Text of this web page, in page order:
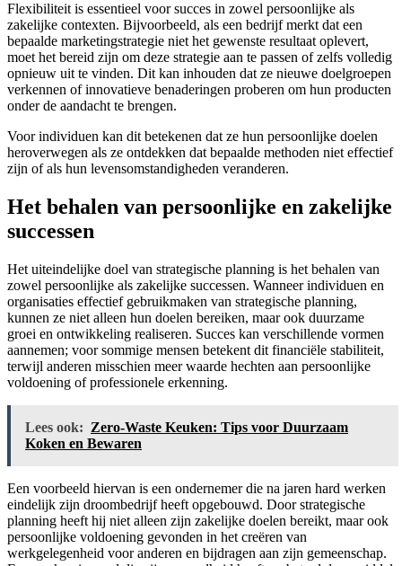
Flexibiliteit is essentieel voor succes in zowel persoonlijke als
zakelijke contexten. Bijvoorbeeld, als een bedrijf merkt dat een
bepaalde marketingstrategie niet het gewenste resultaat oplevert,
moet het bereid zijn om deze strategie aan te passen of zelfs volledig
opnieuw uit te vinden. Dit kan inhouden dat ze nieuwe doelgroepen
verkennen of innovatieve benaderingen proberen om hun producten
onder de aandacht te brengen.
Voor individuen kan dit betekenen dat ze hun persoonlijke doelen
heroverwegen als ze ontdekken dat bepaalde methoden niet effectief
zijn of als hun levensomstandigheden veranderen.
Het behalen van persoonlijke en zakelijke
successen
Het uiteindelijke doel van strategische planning is het behalen van
zowel persoonlijke als zakelijke successen. Wanneer individuen en
organisaties effectief gebruikmaken van strategische planning,
kunnen ze niet alleen hun doelen bereiken, maar ook duurzame
groei en ontwikkeling realiseren. Succes kan verschillende vormen
aannemen; voor sommige mensen betekent dit financiële stabiliteit,
terwijl anderen misschien meer waarde hechten aan persoonlijke
voldoening of professionele erkenning.
Lees ook: Zero-Waste Keuken: Tips voor Duurzaam
Koken en Bewaren
Een voorbeeld hiervan is een ondernemer die na jaren hard werken
eindelijk zijn droombedrijf heeft opgebouwd. Door strategische
planning heeft hij niet alleen zijn zakelijke doelen bereikt, maar ook
persoonlijke voldoening gevonden in het creëren van
werkgelegenheid voor anderen en bijdragen aan zijn gemeenschap.